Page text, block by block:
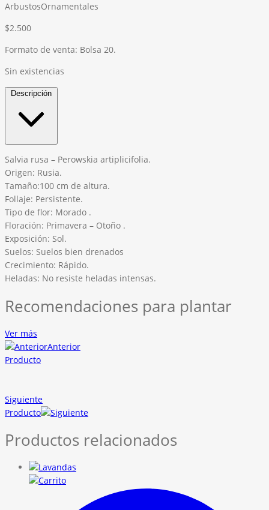
ArbustosOrnamentales
$2.500
Formato de venta: Bolsa 20.
Sin existencias
Descripción
Salvia rusa – Perowskia artiplicifolia.
Origen: Rusia.
Tamaño:100 cm de altura.
Follaje: Persistente.
Tipo de flor: Morado .
Floración: Primavera – Otoño .
Exposición: Sol.
Suelos: Suelos bien drenados
Crecimiento: Rápido.
Heladas: No resiste heladas intensas.
Recomendaciones para plantar
Ver más
Anterior
Producto
Siguiente
Producto
Productos relacionados